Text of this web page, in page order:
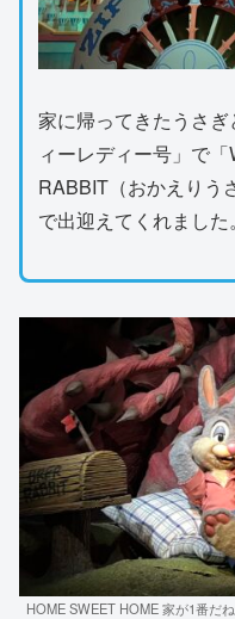
家に帰ってきたうさ
ィーレディー号」で
RABBIT（おかえりう
で出迎えてくれました。
HOME SWEET HOME 家が1番だね